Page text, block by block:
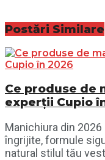
Postări Similare
Ce produse de
experții Cupio
Manichiura din
îngrijite, formule
natural stilul tău